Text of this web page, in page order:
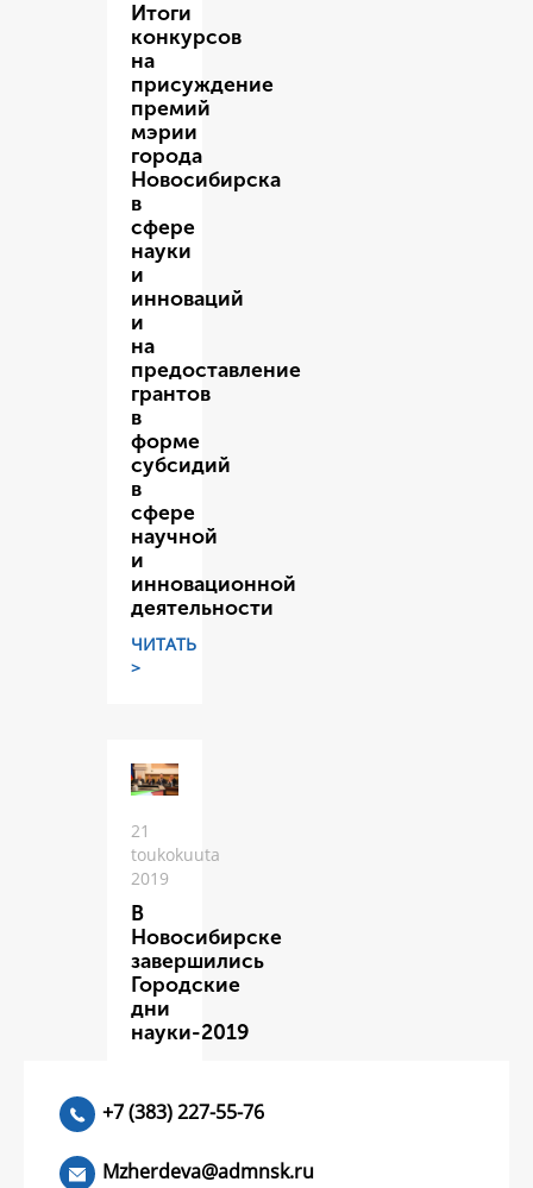
Итоги
конкурсов
на
присуждение
премий
мэрии
города
Новосибирска
в
сфере
науки
и
инноваций
и
на
предоставление
грантов
в
форме
субсидий
в
сфере
научной
и
инновационной
деятельности
ЧИТАТЬ
>
21
toukokuuta
2019
В
Новосибирске
завершились
Городские
дни
науки-2019
+7 (383) 227-55-76
Mzherdeva@admnsk.ru